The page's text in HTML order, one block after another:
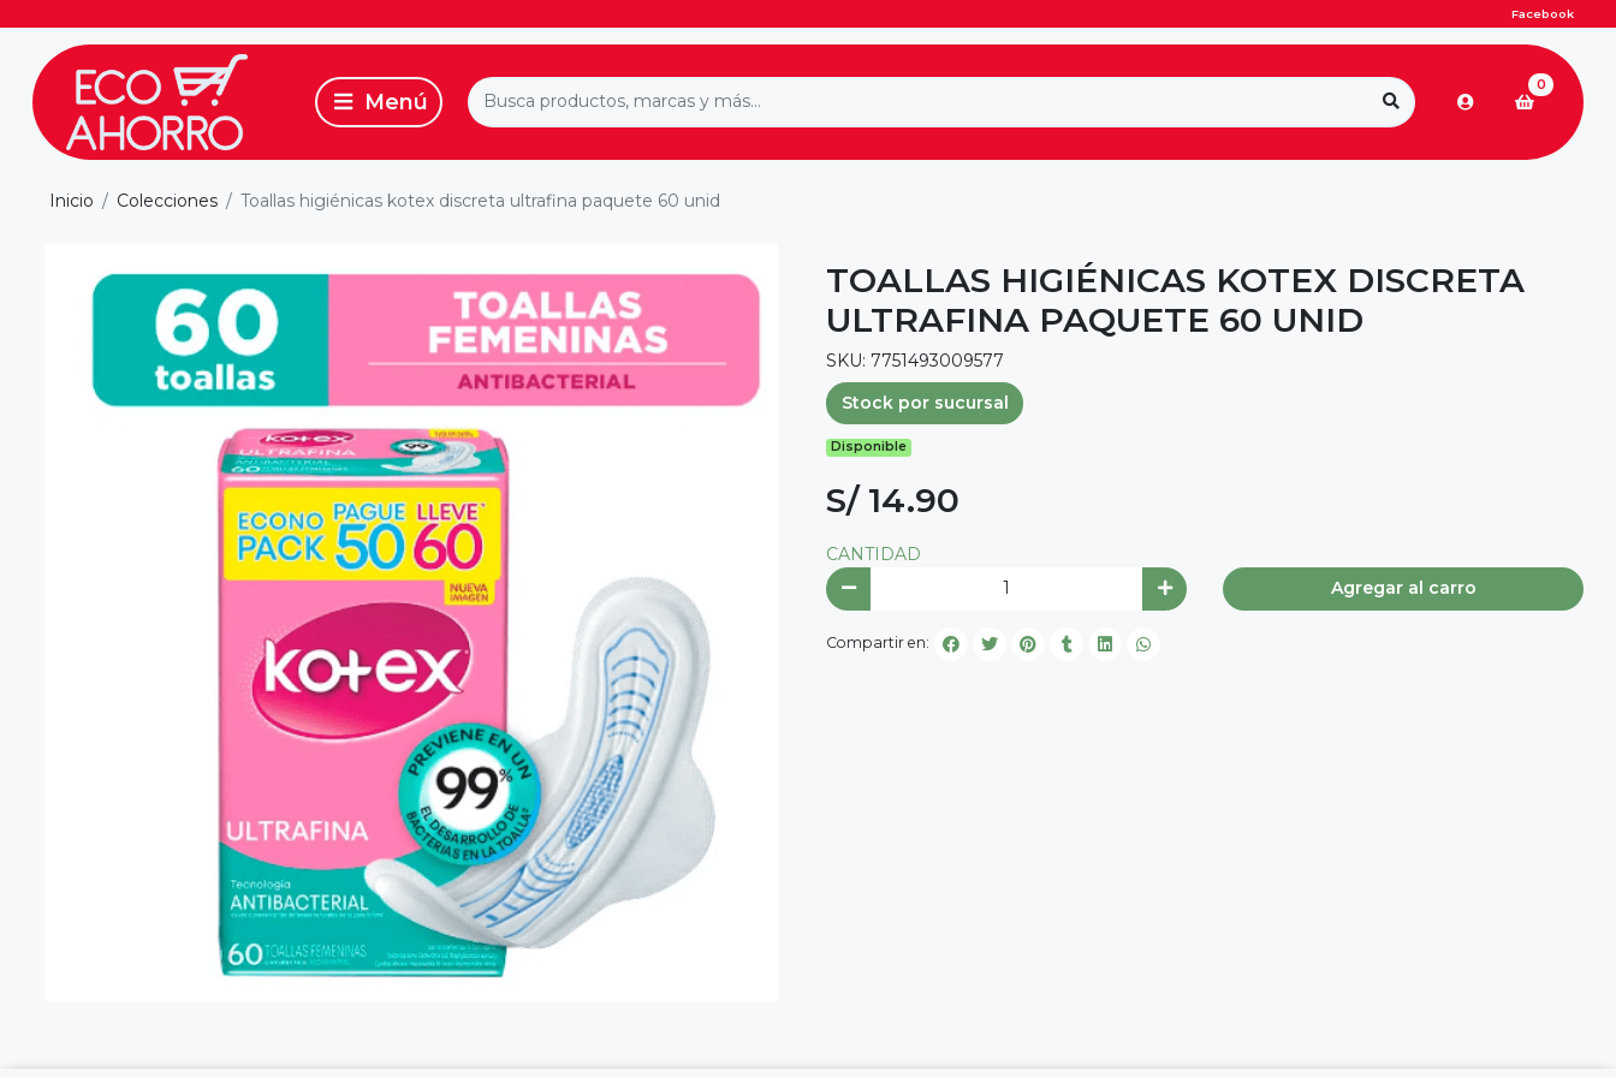
Facebook
0
Inicio Colecciones Toallas higiénicas kotex discreta ultrafina paquete 60 unid
TOALLAS HIGIÉNICAS KOTEX DISCRETA
ULTRAFINA PAQUETE 60 UNID
SKU: 7751493009577
Stock por sucursal
Disponible
S/ 14.90
CANTIDAD
Agregar al carro
Compartir en: